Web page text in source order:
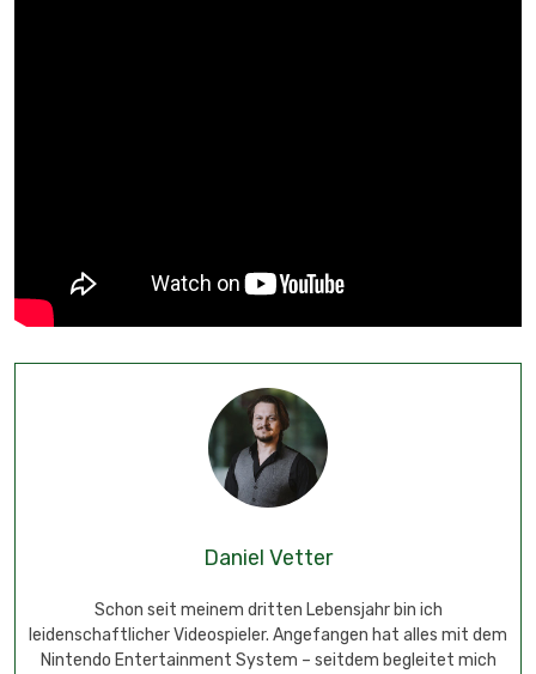
Daniel Vetter
Schon seit meinem dritten Lebensjahr bin ich
leidenschaftlicher Videospieler. Angefangen hat alles mit dem
Nintendo Entertainment System – seitdem begleitet mich